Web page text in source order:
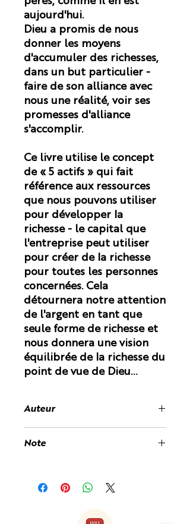
aujourd'hui.
Dieu a promis de nous
donner les moyens
d'accumuler des richesses,
dans un but particulier -
faire de son alliance avec
nous une réalité, voir ses
promesses d'alliance
s'accomplir.
Ce livre utilise le concept
de « 5 actifs » qui fait
référence aux ressources
que nous pouvons utiliser
pour développer la
richesse - le capital que
l'entreprise peut utiliser
pour créer de la richesse
pour toutes les personnes
concernées. Cela
détournera notre attention
de l'argent en tant que
seule forme de richesse et
nous donnera une vision
équilibrée de la richesse du
point de vue de Dieu...
Auteur
Note
car il est imprimé et expédié depuis